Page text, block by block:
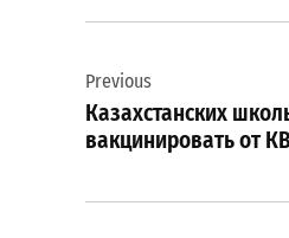
по
записям
Previous
Казахстанских
вакцинировать от